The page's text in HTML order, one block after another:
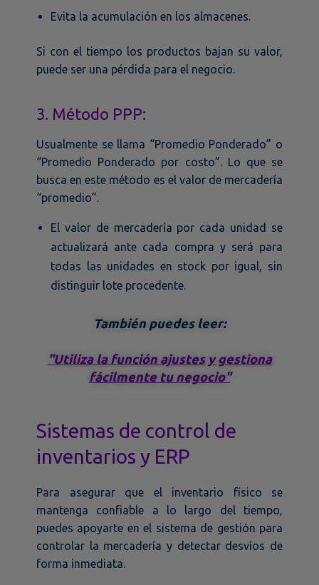
Evita la acumulación en los almacenes.
Si con el tiempo los productos bajan su valor,
puede ser una pérdida para el negocio.
3. Método PPP:
Usualmente se llama “Promedio Ponderado” o
“Promedio Ponderado por costo”. Lo que se
busca en este método es el valor de mercadería
“promedio”.
El valor de mercadería por cada unidad se
actualizará ante cada compra y será para
todas las unidades en stock por igual, sin
distinguir lote procedente.
También puedes leer:
"Utiliza la función ajustes y gestiona
fácilmente tu negocio"
Sistemas de control de
inventarios y ERP
Para asegurar que el inventario físico se
mantenga confiable a lo largo del tiempo,
puedes apoyarte en el sistema de gestión para
controlar la mercadería y detectar desvíos de
forma inmediata.